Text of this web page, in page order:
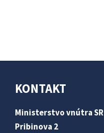
KONTAKT
Ministerstvo vnútra SR
Pribinova 2